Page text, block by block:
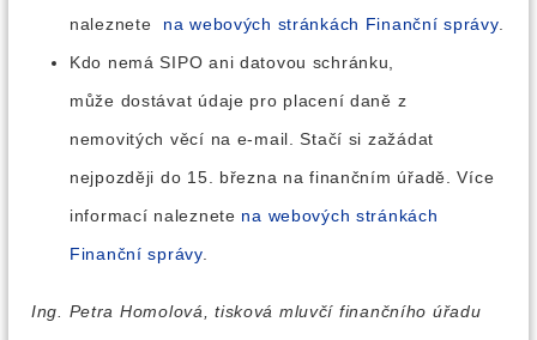
naleznete na webových stránkách Finanční správy.
Kdo nemá SIPO ani datovou schránku,
může dostávat údaje pro placení daně z
nemovitých věcí na e-mail. Stačí si zažádat
nejpozději do 15. března na finančním úřadě. Více
informací naleznete na webových stránkách
Finanční správy.
Ing. Petra Homolová, tisková mluvčí finančního úřadu